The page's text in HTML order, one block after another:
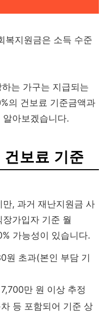
복지원금은 소득 수준
는 가구는 지급되는
의 건보료 기준금액과
아보겠습니다.
보료 기준
, 과거 재난지원금 사
가입자 기준 월
가능성이 있습니다.
원 초과(본인 부담 기
만 원 이상 추정
등 포함되어 기준 상